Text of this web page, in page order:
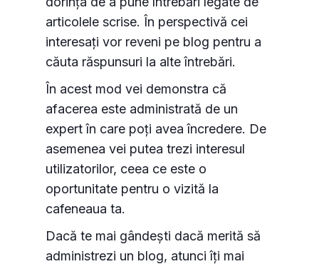
articolele scrise. În perspectivă cei
interesați vor reveni pe blog pentru a
căuta răspunsuri la alte întrebări.
În acest mod vei demonstra că
afacerea este administrată de un
expert în care poți avea încredere. De
asemenea vei putea trezi interesul
utilizatorilor, ceea ce este o
oportunitate pentru o vizită la
cafeneaua ta.
Dacă te mai gândești dacă merită să
administrezi un blog, atunci îți mai